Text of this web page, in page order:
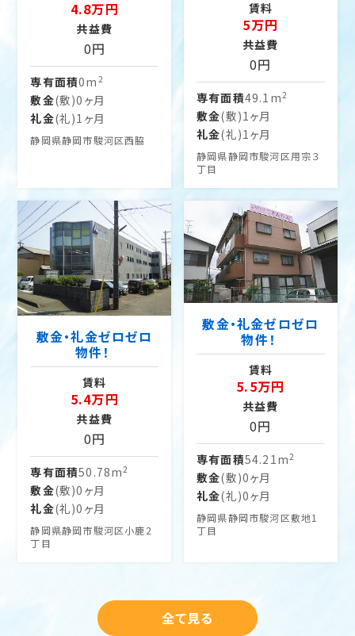
4.8万円
共益費
0円
専有面積0m 2
敷金(敷)0ヶ月
礼金(礼)1ヶ月
静岡県静岡市駿河区西脇
賃料
5万円
共益費
0円
専有面積49.1m2
敷金(敷)1ヶ月
礼金(礼)1ヶ月
静岡県静岡市駿河区用宗３
丁目
敷金・礼金ゼロゼロ
物件！
賃料
5.4万円
共益費
0円
専有面積50.78m2
敷金(敷)0ヶ月
礼金(礼)0ヶ月
静岡県静岡市駿河区小鹿2
丁目
敷金・礼金ゼロゼロ
物件！
賃料
5.5万円
共益費
0円
専有面積54.21m2
敷金(敷)0ヶ月
礼金(礼)0ヶ月
静岡県静岡市駿河区敷地1
丁目
全て見る